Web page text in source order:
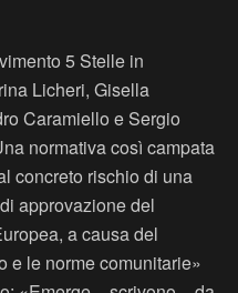
5 Stelle in
Licheri, Gisella
Caramiello e Sergio
normativa così campata
concreto rischio di una
approvazione del
a causa del
e le norme comunitarie»